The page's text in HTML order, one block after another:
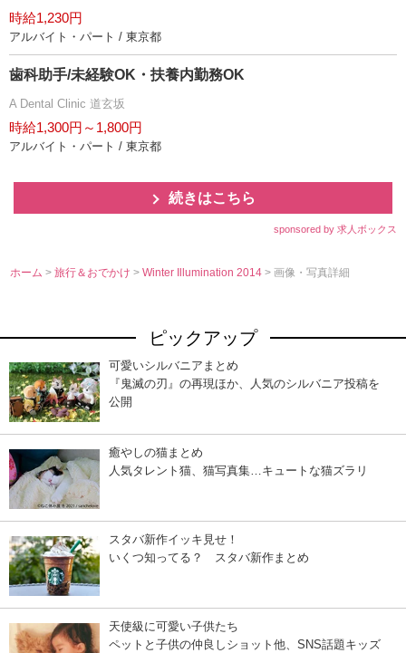
時給1,230円
アルバイト・パート / 東京都
歯科助手/未経験OK・扶養内勤務OK
A Dental Clinic 道玄坂
時給1,300円～1,800円
アルバイト・パート / 東京都
続きはこちら
sponsored by 求人ボックス
ホーム >旅行＆おでかけ>Winter Illumination 2014> 画像・写真詳細
ピックアップ
可愛いシルバニアまとめ
『鬼滅の刃』の再現ほか、人気のシルバニア投稿を
公開
癒やしの猫まとめ
人気タレント猫、猫写真集…キュートな猫ズラリ
スタバ新作イッキ見せ！
いくつ知ってる？ スタバ新作まとめ
天使級に可愛い子供たち
ペットと子供の仲良しショット他、SNS話題キッズ